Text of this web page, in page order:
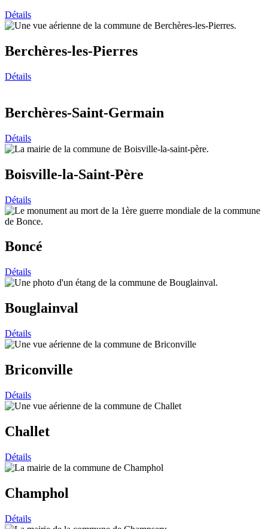
Détails
Berchères-les-Pierres
Détails
Berchères-Saint-Germain
Détails
Boisville-la-Saint-Père
Détails
Boncé
Détails
Bouglainval
Détails
Briconville
Détails
Challet
Détails
Champhol
Détails